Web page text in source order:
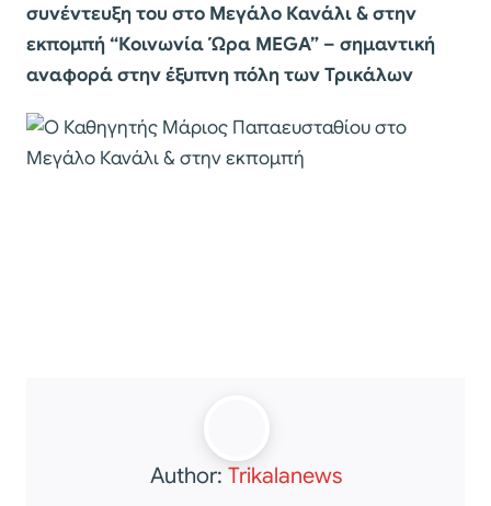
συνέντευξη του στο Μεγάλο Κανάλι & στην
εκπομπή “Κοινωνία Ώρα MEGA” – σημαντική
αναφορά στην έξυπνη πόλη των Τρικάλων
Author: Trikalanews